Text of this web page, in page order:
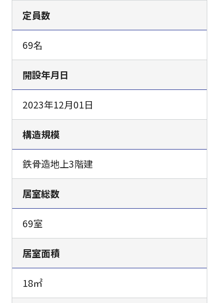
定員数
69名
開設年月日
2023年12月01日
構造規模
鉄骨造地上3階建
居室総数
69室
居室面積
18㎡